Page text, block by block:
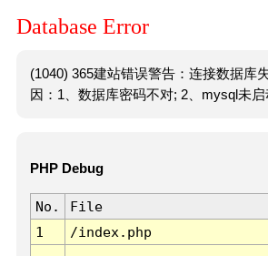
Database Error
(1040) 365建站错误警告：连接数据库
因：1、数据库密码不对; 2、mysql未启
PHP Debug
No. File
1
/index.php